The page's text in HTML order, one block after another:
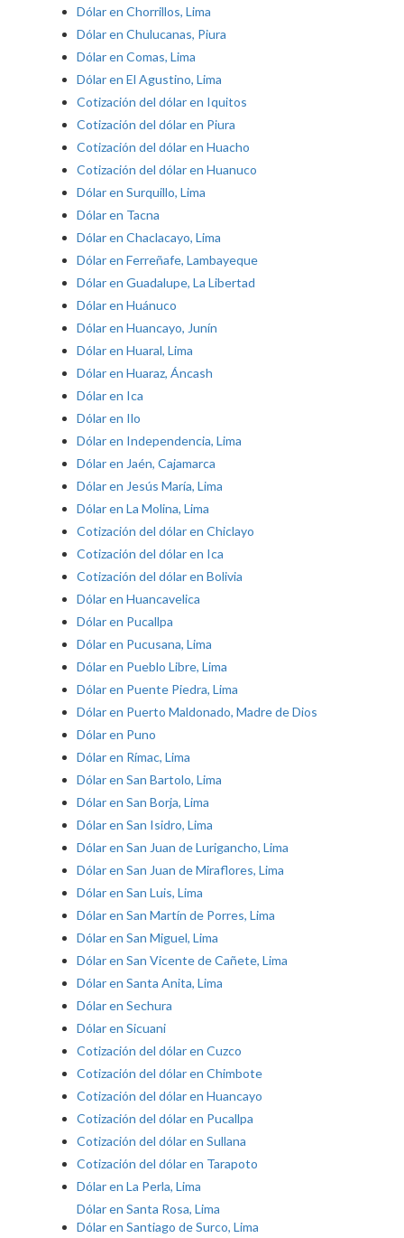
Dólar en Chorrillos, Lima
Dólar en Chulucanas, Piura
Dólar en Comas, Lima
Dólar en El Agustino, Lima
Cotización del dólar en Iquitos
Cotización del dólar en Piura
Cotización del dólar en Huacho
Cotización del dólar en Huanuco
Dólar en Surquillo, Lima
Dólar en Tacna
Dólar en Chaclacayo, Lima
Dólar en Ferreñafe, Lambayeque
Dólar en Guadalupe, La Libertad
Dólar en Huánuco
Dólar en Huancayo, Junín
Dólar en Huaral, Lima
Dólar en Huaraz, Áncash
Dólar en Ica
Dólar en Ilo
Dólar en Independencia, Lima
Dólar en Jaén, Cajamarca
Dólar en Jesús María, Lima
Dólar en La Molina, Lima
Cotización del dólar en Chiclayo
Cotización del dólar en Ica
Cotización del dólar en Bolivia
Dólar en Huancavelica
Dólar en Pucallpa
Dólar en Pucusana, Lima
Dólar en Pueblo Libre, Lima
Dólar en Puente Piedra, Lima
Dólar en Puerto Maldonado, Madre de Dios
Dólar en Puno
Dólar en Rímac, Lima
Dólar en San Bartolo, Lima
Dólar en San Borja, Lima
Dólar en San Isidro, Lima
Dólar en San Juan de Lurigancho, Lima
Dólar en San Juan de Miraflores, Lima
Dólar en San Luis, Lima
Dólar en San Martín de Porres, Lima
Dólar en San Miguel, Lima
Dólar en San Vicente de Cañete, Lima
Dólar en Santa Anita, Lima
Dólar en Sechura
Dólar en Sicuani
Cotización del dólar en Cuzco
Cotización del dólar en Chimbote
Cotización del dólar en Huancayo
Cotización del dólar en Pucallpa
Cotización del dólar en Sullana
Cotización del dólar en Tarapoto
Dólar en La Perla, Lima
Dólar en Santa Rosa, Lima
Dólar en Santiago de Surco, Lima